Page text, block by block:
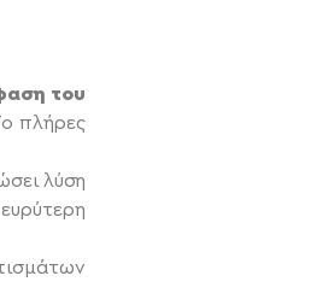
του
πλήρες
λύση